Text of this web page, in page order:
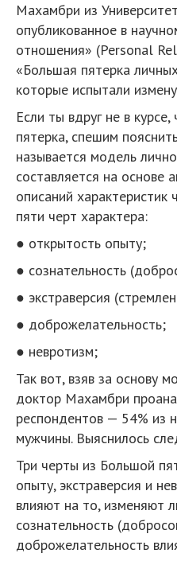
Махамбри из
опубликованное в
отношения» (Personal
«Большая пятерка
которые испытали
Если ты вдруг не в
пятерка, спешим
называется модель
составляется на основе
описаний характеристик
пяти черт характера:
● открытость опыту;
● сознательность
● экстраверсия
● доброжелательность;
● невротизм;
Так вот, взяв за основу
доктор Махамбри
респондентов — 54% из
мужчины. Выяснилось
Три черты из Большой
опыту, экстраверсия и
влияют на то, изменяют
сознательность
доброжелательность